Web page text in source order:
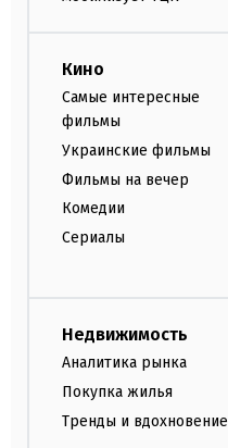
Кино
Самые интересные
фильмы
Украинские фильмы
Фильмы на вечер
Комедии
Сериалы
Недвижимость
Аналитика рынка
Покупка жилья
Тренды и вдохновение